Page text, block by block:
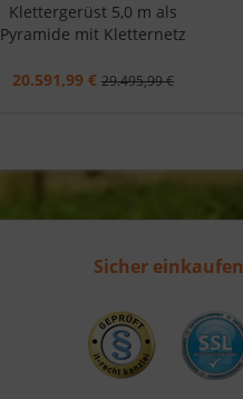
Klettergerüst 5,0 m als
Pyramide mit Kletternetz
20.591,99 € 29.495,99 €
Sicher einkaufen